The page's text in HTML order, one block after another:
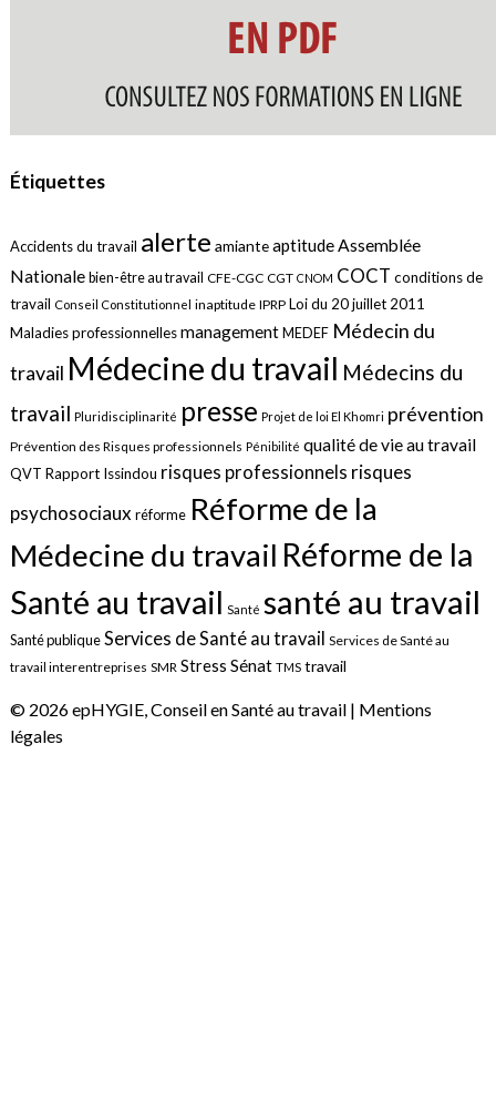
Étiquettes
Accidents du travail alerte amianteaptitudeAssemblée
Nationale bien-être au travail CFE-CGC CGT CNOM COCT conditions de
travail Conseil Constitutionnel inaptitude IPRP Loi du 20 juillet 2011
Maladies professionnellesmanagement MEDEF Médecin du
travail Médecine du travail Médecins du
travail Pluridisciplinarité presse Projet de loi El Khomri prévention
Prévention des Risques professionnels Pénibilité qualité de vie au travail
QVT Rapport Issindou risques professionnels risques
psychosociauxréforme Réforme de la
Médecine du travail Réforme de la
Santé au travail Santé santé au travail
Santé publiqueServices de Santé au travail Services de Santé au
travail interentreprises SMR Stress Sénat TMS travail
© 2026 epHYGIE, Conseil en Santé au travail | Mentions
légales